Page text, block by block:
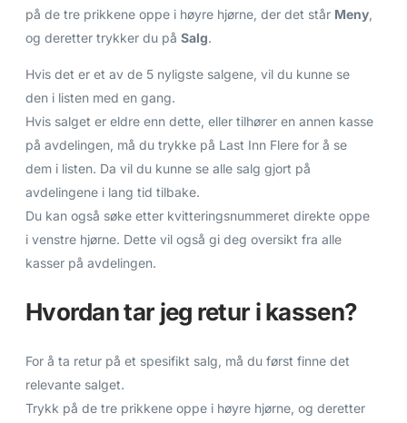
på de tre prikkene oppe i høyre hjørne, der det står Meny
og deretter trykker du på Salg.
Hvis det er et av de 5 nyligste salgene, vil du kunne se
den i listen med en gang.
Hvis salget er eldre enn dette, eller tilhører en annen kasse
på avdelingen, må du trykke på Last Inn Flere for å se
dem i listen. Da vil du kunne se alle salg gjort på
avdelingene i lang tid tilbake.
Du kan også søke etter kvitteringsnummeret direkte oppe
i venstre hjørne. Dette vil også gi deg oversikt fra alle
kasser på avdelingen.
Hvordan tar jeg retur i kassen?
For å ta retur på et spesifikt salg, må du først finne det
relevante salget.
Trykk på de tre prikkene oppe i høyre hjørne, og deretter